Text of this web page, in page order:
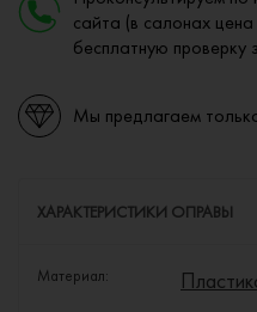
сайта (в салонах
бесплатную проверку
Мы предлагаем
ХАРАКТЕРИСТИКИ ОПРАВЫ
Материал: